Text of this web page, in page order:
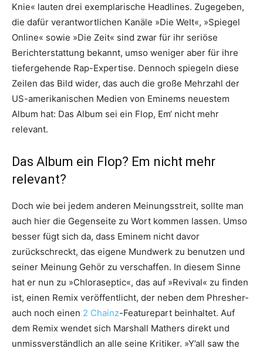
Knie« lauten drei exemplarische Headlines. Zugegeben,
die dafür verantwortlichen Kanäle »Die Welt«, »Spiegel
Online« sowie »Die Zeit« sind zwar für ihr seriöse
Berichterstattung bekannt, umso weniger aber für ihre
tiefergehende Rap-Expertise. Dennoch spiegeln diese
Zeilen das Bild wider, das auch die große Mehrzahl der
US-amerikanischen Medien von Eminems neuestem
Album hat: Das Album sei ein Flop, Em‘ nicht mehr
relevant.
Das Album ein Flop? Em nicht mehr
relevant?
Doch wie bei jedem anderen Meinungsstreit, sollte man
auch hier die Gegenseite zu Wort kommen lassen. Umso
besser fügt sich da, dass Eminem nicht davor
zurückschreckt, das eigene Mundwerk zu benutzen und
seiner Meinung Gehör zu verschaffen. In diesem Sinne
hat er nun zu »Chloraseptic«, das auf »Revival« zu finden
ist, einen Remix veröffentlicht, der neben dem Phresher-
auch noch einen 2 Chainz-Featurepart beinhaltet. Auf
dem Remix wendet sich Marshall Mathers direkt und
unmissverständlich an alle seine Kritiker. »Y’all saw the